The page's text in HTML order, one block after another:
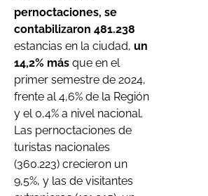
pernoctaciones, se
contabilizaron 481.238
estancias en la ciudad, un
14,2% más que en el
primer semestre de 2024,
frente al 4,6% de la Región
y el 0,4% a nivel nacional.
Las pernoctaciones de
turistas nacionales
(360.223) crecieron un
9,5%, y las de visitantes